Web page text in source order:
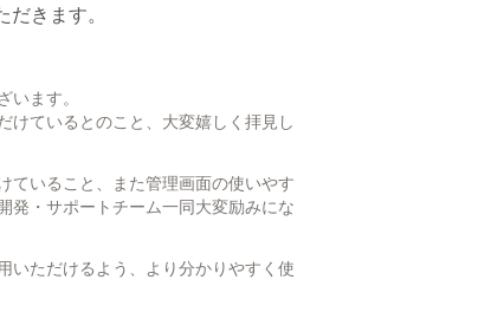
きます。
います。
けているとのこと、大変嬉しく拝見し
ていること、また管理画面の使いやす
発・サポートチーム一同大変励みにな
いただけるよう、より分かりやすく使